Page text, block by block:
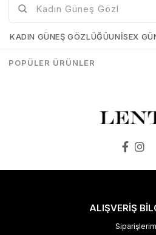
Mia-Maria-OF127-C2-56
ALIŞVERİŞ
Siparişlerim
KADIN GÜNEŞ GÖZLÜĞÜUNISEX
POPÜLER ÜRÜNLER